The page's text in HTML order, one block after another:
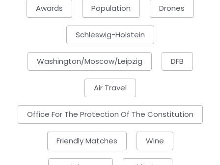
Awards Population Drones
Schleswig-Holstein
Washington/Moscow/Leipzig DFB
Air Travel
Office For The Protection Of The Constitution
Friendly Matches Wine